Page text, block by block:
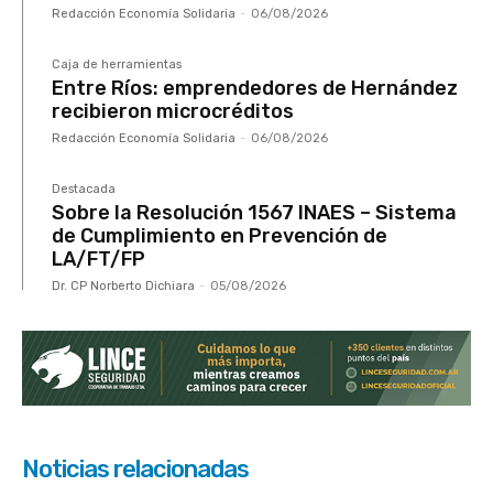
Redacción Economía Solidaria - 06/08/2026
Caja de herramientas
Entre Ríos: emprendedores de Hernández
recibieron microcréditos
Redacción Economía Solidaria - 06/08/2026
Destacada
Sobre la Resolución 1567 INAES – Sistema
de Cumplimiento en Prevención de
LA/FT/FP
Dr. CP Norberto Dichiara - 05/08/2026
Noticias relacionadas